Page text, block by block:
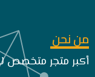
من نحن
أكبر متجر متخصص